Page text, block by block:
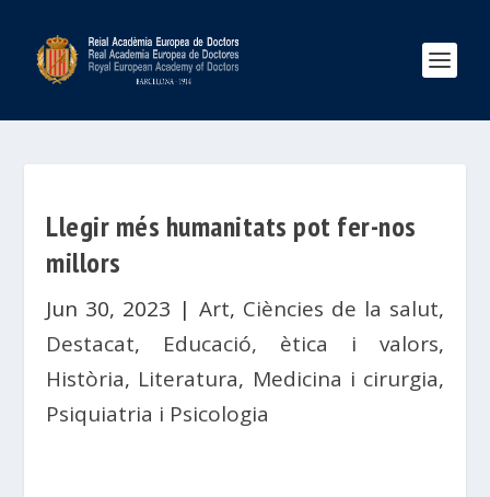
Llegir més humanitats pot fer-nos
millors
Jun 30, 2023 | Art, Ciències de la salut,
Destacat, Educació, ètica i valors,
Història, Literatura, Medicina i cirurgia,
Psiquiatria i Psicologia